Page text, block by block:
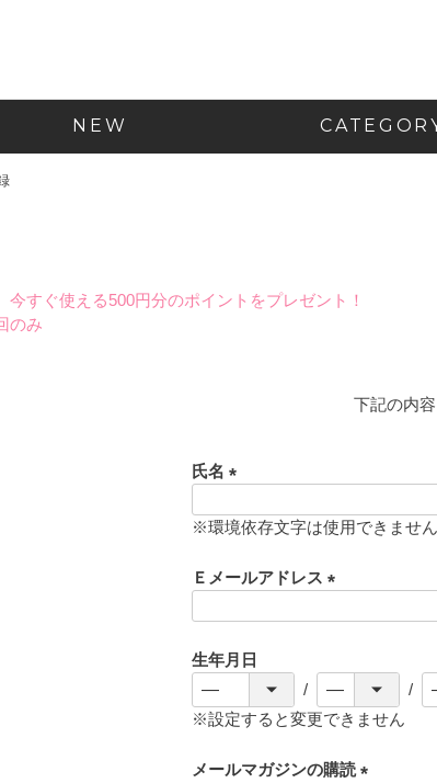
NEW
今すぐ使える500円分のポイントをプレゼント！
のみ
下記の内
氏名
必
)
※環境依存文字は使用できません
Ｅメールアドレス
生年月日
※設定すると変更できません
メールマガジンの購読